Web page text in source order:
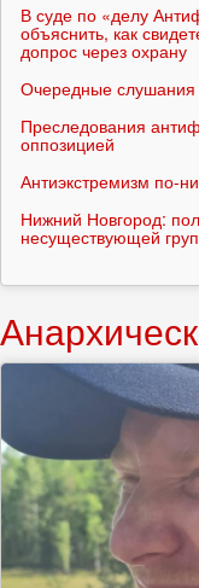
В суде по «делу
объяснить, как
допрос через охрану
Очередные слушания
Преследования
оппозицией
Антиэкстремизм по-
Нижний Новгород:
несуществующей